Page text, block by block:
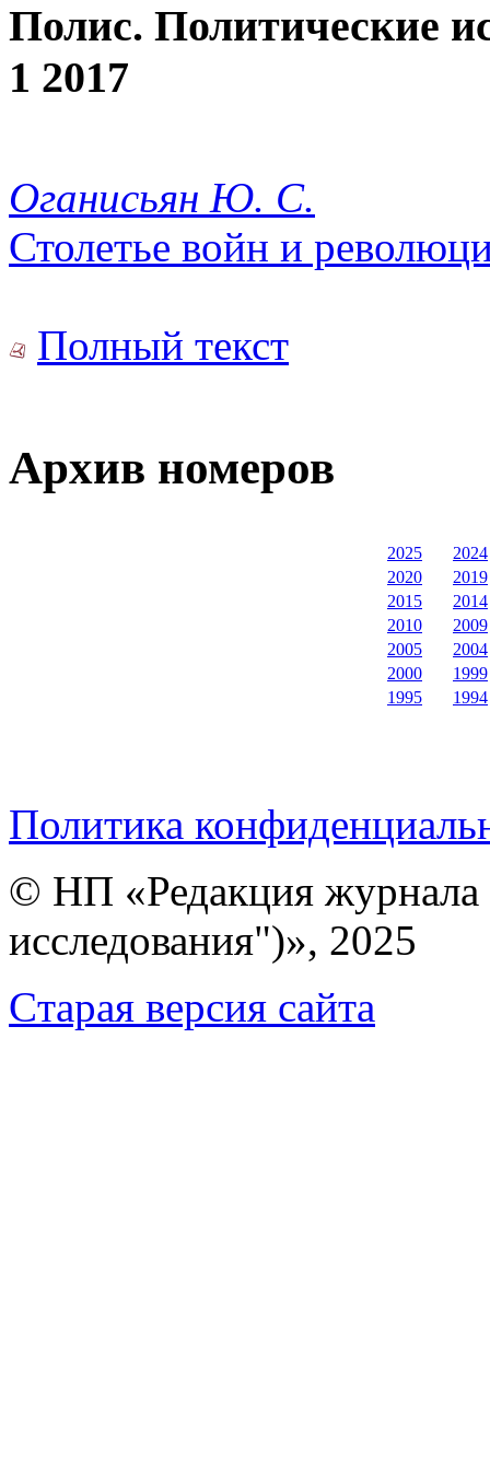
Полис. Политические
1 2017
Оганисьян Ю. С.
Столетье войн и
Полный текст
Архив номеров
2025
2024
2020
2019
2015
2014
2010
2009
2005
2004
2000
1999
1995
1994
Политика
© НП «Редакция
исследования")», 2025
Cтарая версия сайта